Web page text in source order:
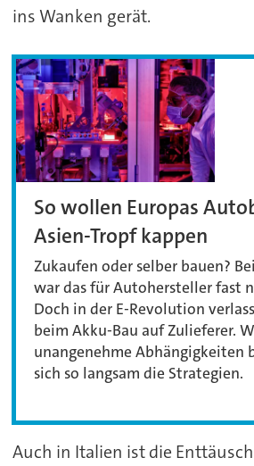
ins Wanken gerät.
So wollen Europas
Asien-Tropf kappen
Zukaufen oder selber bauen?
war das für Autohersteller fast
Doch in der E-Revolution
beim Akku-Bau auf Zulieferer.
unangenehme Abhängigkeiten
sich so langsam die Strategien.
Auch in Italien ist die